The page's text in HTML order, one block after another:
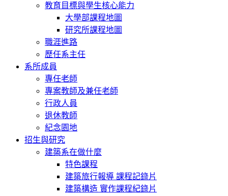
教育目標與學生核心能力
大學部課程地圖
研究所課程地圖
職涯進路
歷任系主任
系所成員
專任老師
專案教師及兼任老師
行政人員
退休教師
紀念園地
招生與研究
建築系在做什麼
特色課程
建築旅行報導 課程記錄片
建築構造 實作課程紀錄片